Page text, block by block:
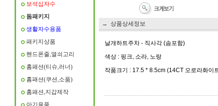
보석십자수
돔패키지
생활자수용품
패키지상품
핸드폰줄,열쇠고리
홈패션(티슈,러너)
홈패션(쿠션,소품)
홈패션,지갑제작
아기용품
→ 상품상세정보
날개하트주차 - 직사각 (솜포함)
색상 : 핑크, 소라, 노랑
작품크기 : 17.5 * 8.5cm (14CT 오로라화이